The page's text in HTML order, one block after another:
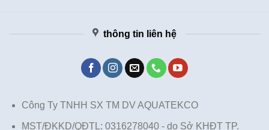
thông tin liên hệ
Công Ty TNHH SX TM DV AQUATEKCO
MST/ĐKKD/QĐTL: 0316278040 - do Sở KHĐT TP.